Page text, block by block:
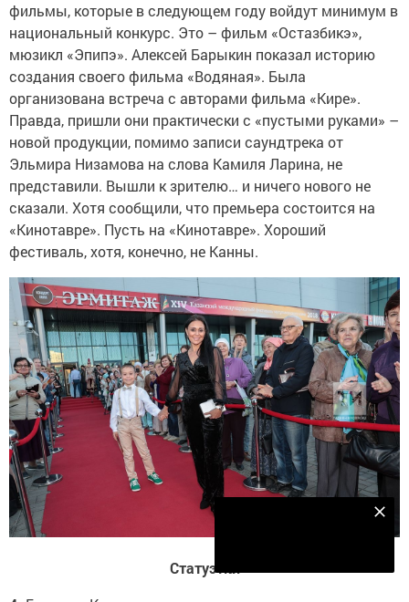
фильмы, которые в следующем году войдут минимум в
национальный конкурс. Это – фильм «Остазбикэ»,
мюзикл «Эпипэ». Алексей Барыкин показал историю
создания своего фильма «Водяная». Была
организована встреча с авторами фильма «Кире».
Правда, пришли они практически с «пустыми руками» –
новой продукции, помимо записи саундтрека от
Эльмира Низамова на слова Камиля Ларина, не
представили. Вышли к зрителю… и ничего нового не
сказали. Хотя сообщили, что премьера состоится на
«Кинотавре». Пусть на «Кинотавре». Хороший
фестиваль, хотя, конечно, не Канны.
Статуэтки